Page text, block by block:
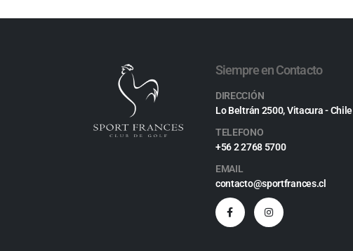
Siempre en Contacto
DIRECCIÓN
Lo Beltrán 2500, Vitacura - Chile
TELEFONO
+56 2 2768 5700
EMAIL
contacto@sportfrances.cl